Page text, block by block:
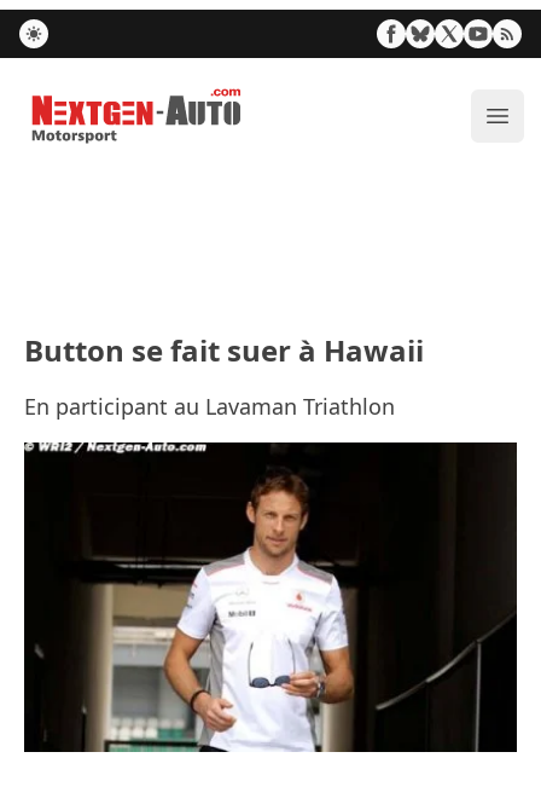
Nextgen-Auto.com
Button se fait suer à Hawaii
En participant au Lavaman Triathlon